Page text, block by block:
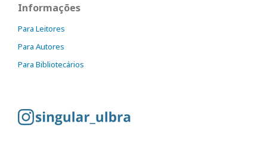
Informações
Para Leitores
Para Autores
Para Bibliotecários